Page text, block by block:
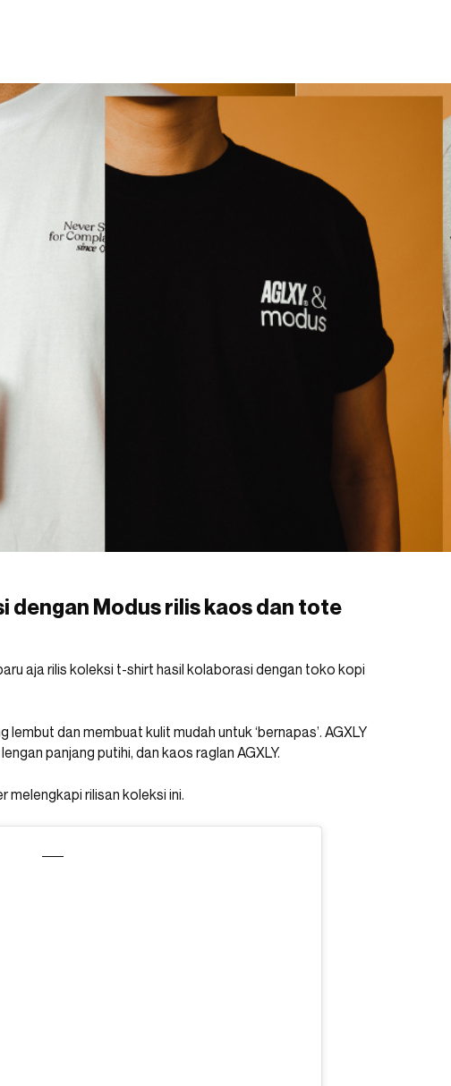
dengan Modus rilis kaos dan tote
aja rilis koleksi t-shirt hasil kolaborasi dengan toko kopi
lembut dan membuat kulit mudah untuk ‘bernapas’. AGXLY
panjang putihi, dan kaos raglan AGXLY.
rilisan koleksi ini.